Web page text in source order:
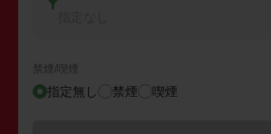
禁煙/喫煙
指定無し 禁煙 喫煙